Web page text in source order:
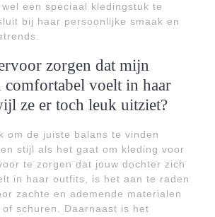
een speciaal kledingstuk te
bij haar persoonlijke smaak en
zorgen dat mijn
comfortabel voelt in haar
ze er toch leuk uitziet?
om de juiste balans te vinden
stijl als het gaat om kleding voor
te zorgen dat jouw dochter zich
in haar outfits, is het aan te raden
zachte en ademende materialen
schuren. Daarnaast is het